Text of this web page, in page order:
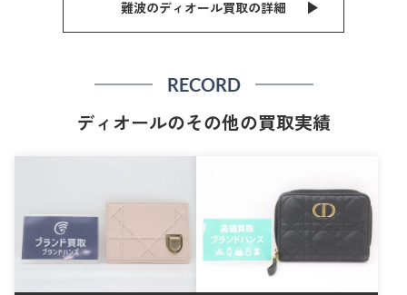
難波のディオール買取の詳細
RECORD
ディオールのその他の買取実績